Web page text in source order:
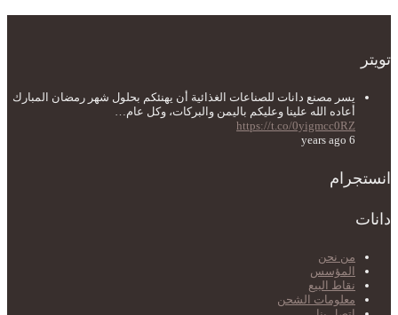
تويتر
يسر مصنع دانات للصناعات الغذائية أن يهنئكم بحلول شهر رمضان المبارك
أعاده الله علينا وعليكم باليمن والبركات، وكل عام…
https://t.co/0yigmcc0RZ
6 years ago
انستجرام
دانات
من نحن
المؤسس
نقاط البيع
معلومات الشحن